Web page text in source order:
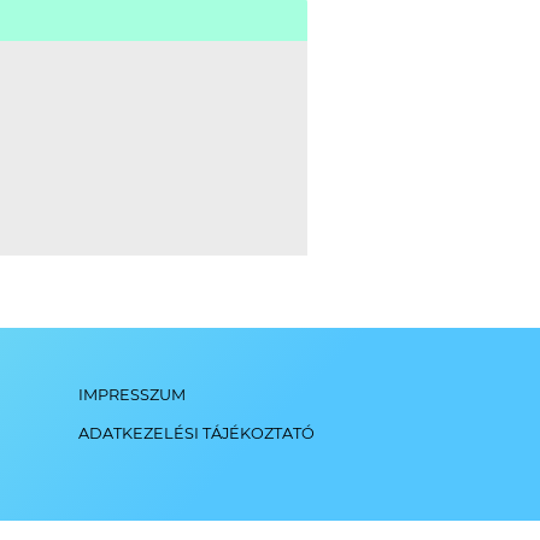
IMPRESSZUM
ADATKEZELÉSI TÁJÉKOZTATÓ